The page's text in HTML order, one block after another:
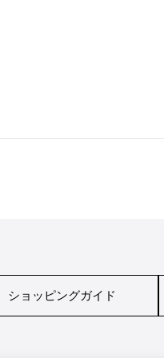
ショッピングガイド